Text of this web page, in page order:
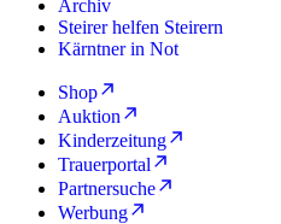
Archiv
Steirer helfen Steirern
Kärntner in Not
Shop
Auktion
Kinderzeitung
Trauerportal
Partnersuche
Werbung